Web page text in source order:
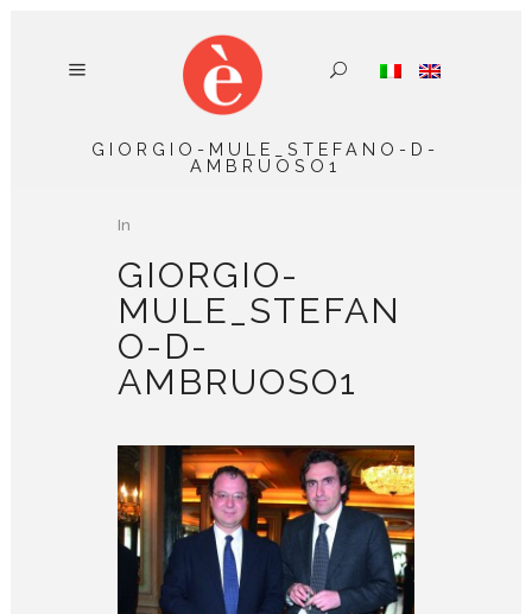
GIORGIO-MULE_STEFANO-D-
AMBRUOSO1
In
GIORGIO-
MULE_STEFAN
O-D-
AMBRUOSO1